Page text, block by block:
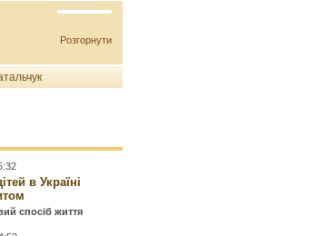
Розгорнути
в Україні
спосіб життя